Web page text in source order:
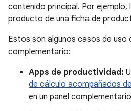
contenido principal. Por ejemplo,
producto de una ficha de
Estos son algunos casos de uso
complementario:
Apps de productividad:
de cálculo acompañados
en un panel complementario